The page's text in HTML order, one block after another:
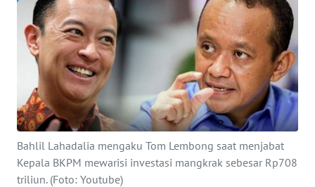
Bahlil Lahadalia mengaku Tom Lembong saat menjabat
Kepala BKPM mewarisi investasi mangkrak sebesar Rp708
triliun. (Foto: Youtube)
SAINS-TEKNO
KESEHATAN
INTERNASIONAL
SERBA-SERBI
PENDIDIKAN